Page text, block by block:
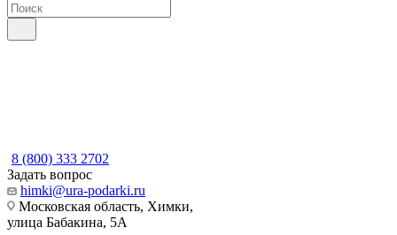
8 (800) 333 2702
Задать вопрос
himki@ura-podarki.ru
Московская область, Химки,
улица Бабакина, 5А